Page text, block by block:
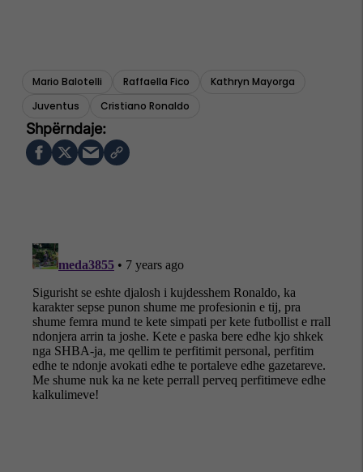
Mario Balotelli Raffaella Fico
Kathryn Mayorga
Juventus
Cristiano Ronaldo